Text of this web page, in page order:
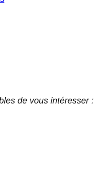
de vous intéresser :